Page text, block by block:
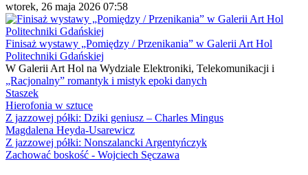
wtorek, 26 maja 2026 07:58
Finisaż wystawy „Pomiędzy / Przenikania” w Galerii Art Hol
Politechniki Gdańskiej
W Galerii Art Hol na Wydziale Elektroniki, Telekomunikacji i
„Racjonalny” romantyk i mistyk epoki danych
Staszek
Hierofonia w sztuce
Z jazzowej półki: Dziki geniusz – Charles Mingus
Magdalena Heyda-Usarewicz
Z jazzowej półki: Nonszalancki Argentyńczyk
Zachować boskość - Wojciech Sęczawa